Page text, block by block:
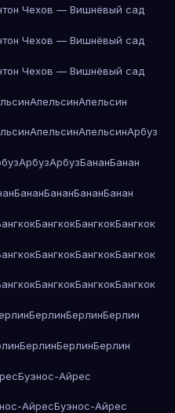
Чехов — Вишнёвый сад
Чехов — Вишнёвый сад
Чехов — Вишнёвый сад
АпельсинАпельсин
АпельсинАпельсинАрбуз
АрбузАрбузБананБанан
БананБананБананБанан
БангкокБангкокБангкок
БангкокБангкокБангкок
БангкокБангкокБангкок
БерлинБерлинБерлин
БерлинБерлинБерлин
Буэнос-Айрес
АйресБуэнос-Айрес